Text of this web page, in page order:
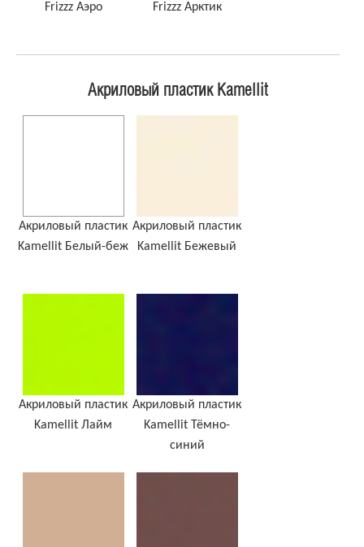
Frizzz Аэро
Frizzz Арктик
Акриловый пластик Kamellit
Акриловый пластик
Kamellit Белый-беж
Акриловый пластик
Kamellit Бежевый
Акриловый пластик
Kamellit Лайм
Акриловый пластик
Kamellit Тёмно-
синий